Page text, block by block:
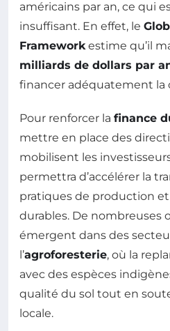
américains par an, ce qui
insuffisant. En effet, le
Framework estime qu’il
milliards de dollars par
financer adéquatement la
Pour renforcer la finance
mettre en place des
mobilisent les
permettra d’accélérer la
pratiques de production
durables. De nombreuses
émergent dans des
l’agroforesterie, où la
avec des espèces
qualité du sol tout en
locale.